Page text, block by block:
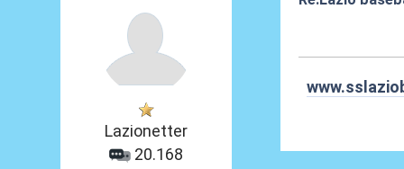
Lazionetter
20.168